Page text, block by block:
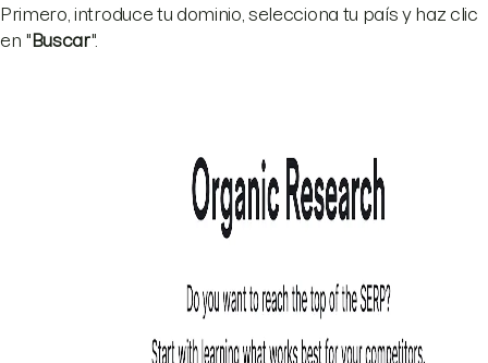
Primero, introduce tu dominio, selecciona tu país y haz clic
en "Buscar".